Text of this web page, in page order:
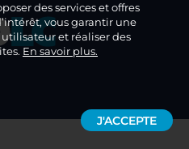
des services et offres
vous garantir une
et réaliser des
En savoir plus.
J'ACCEPTE